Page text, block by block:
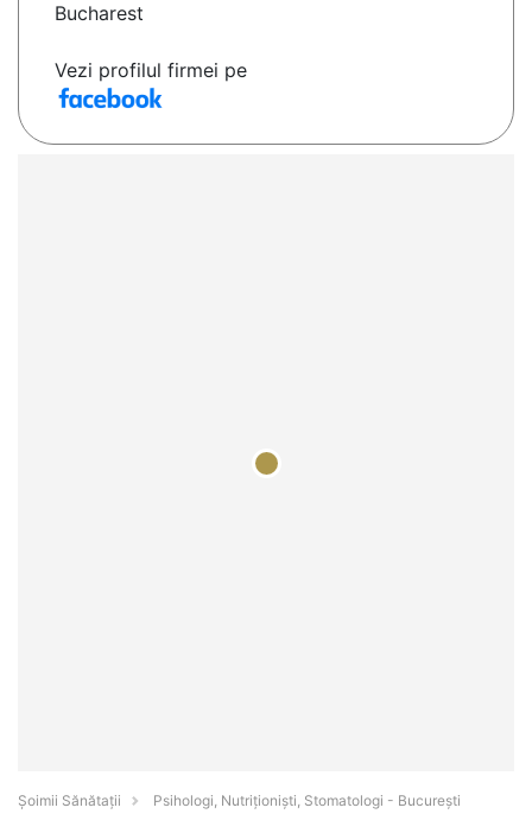
Bucharest
Vezi profilul firmei pe
Şoimii Sănătații
Psihologi, Nutriționiști, Stomatologi - Bucureşti